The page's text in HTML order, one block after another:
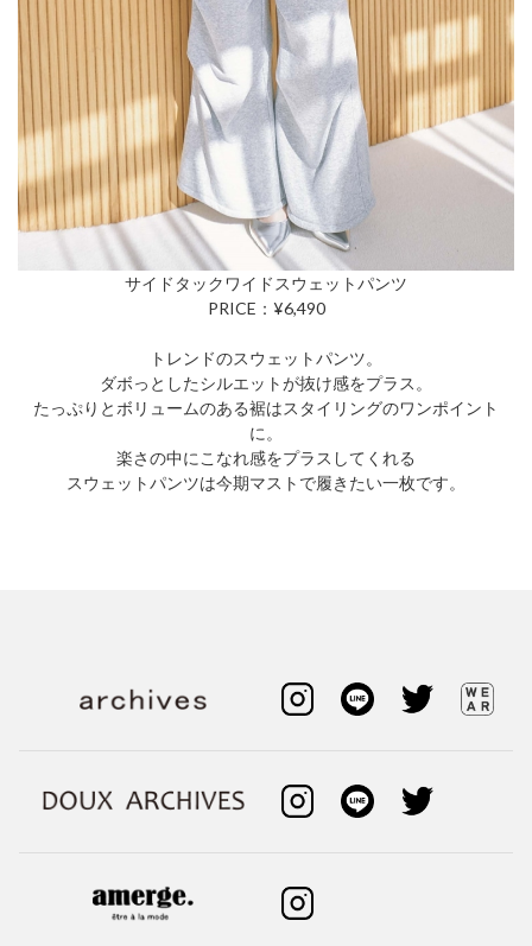
サイドタックワイドスウェットパンツ
PRICE：¥6,490
トレンドのスウェットパンツ。
ダボっとしたシルエットが抜け感をプラス。
たっぷりとボリュームのある裾はスタイリングのワンポイント
に。
楽さの中にこなれ感をプラスしてくれる
スウェットパンツは今期マストで履きたい一枚です。